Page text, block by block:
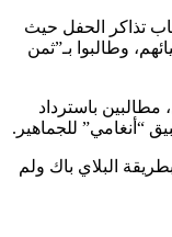
تذاكر الحفل حيث
وطالبوا بـ”ثمن
مطالبين باسترداد
البلاي باك ولم